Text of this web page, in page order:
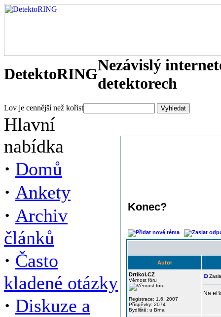
DetektoRINGNezávislý
detektorech
Lov je cennější než kořist
Hlavní
nabídka
· Domů
· Ankety
· Archiv
článků
· Často
kladené otázky
· Diskuze a
Konec?
Autor
Drtikol.CZ
Věrnost fóru
Registrace: 1.6. 2007
Příspěvky: 2074
Bydliště: u Brna
Na